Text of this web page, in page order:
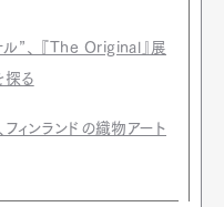
”、 『The Original』展
探る
ィンランドの織物アート